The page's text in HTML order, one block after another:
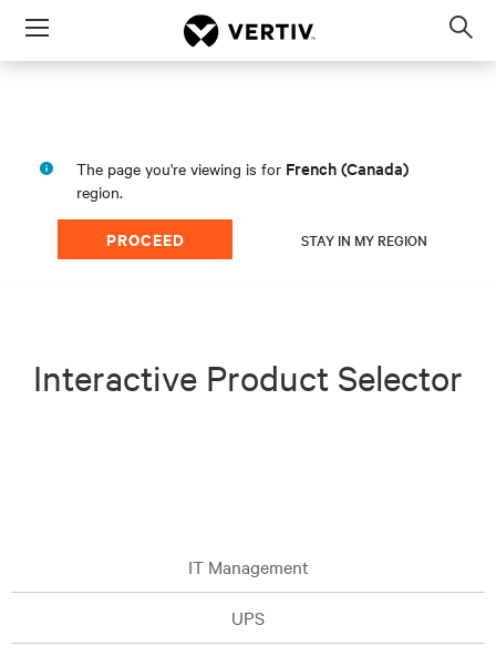
Menu
The page you're viewing is for French (Canada)
region.
PROCEED STAY IN MY REGION
Interactive Product Selector
IT Management
UPS